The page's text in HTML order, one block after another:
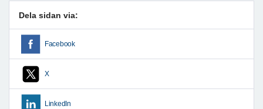
Dela sidan via:
Facebook
X
LinkedIn